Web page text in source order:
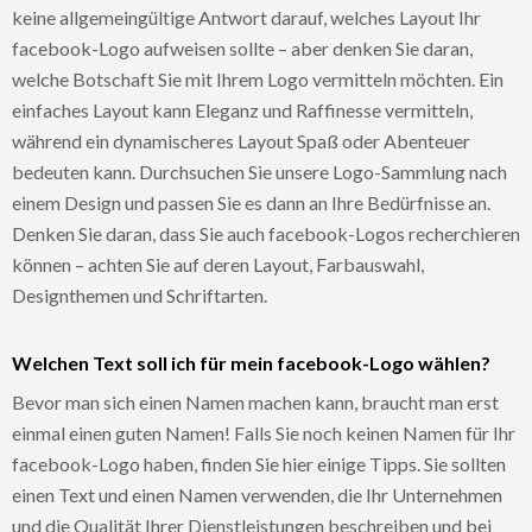
keine allgemeingültige Antwort darauf, welches Layout Ihr
facebook-Logo aufweisen sollte – aber denken Sie daran,
welche Botschaft Sie mit Ihrem Logo vermitteln möchten. Ein
einfaches Layout kann Eleganz und Raffinesse vermitteln,
während ein dynamischeres Layout Spaß oder Abenteuer
bedeuten kann. Durchsuchen Sie unsere Logo-Sammlung nach
einem Design und passen Sie es dann an Ihre Bedürfnisse an.
Denken Sie daran, dass Sie auch facebook-Logos recherchieren
können – achten Sie auf deren Layout, Farbauswahl,
Designthemen und Schriftarten.
Welchen Text soll ich für mein facebook-Logo wählen?
Bevor man sich einen Namen machen kann, braucht man erst
einmal einen guten Namen! Falls Sie noch keinen Namen für Ihr
facebook-Logo haben, finden Sie hier einige Tipps. Sie sollten
einen Text und einen Namen verwenden, die Ihr Unternehmen
und die Qualität Ihrer Dienstleistungen beschreiben und bei